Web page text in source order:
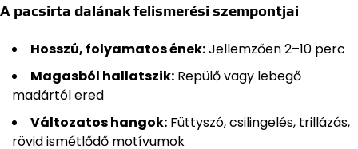
A pacsirta dalának felismerési szempontjai
Hosszú, folyamatos ének:Jellemzően 2–10 perc
Magasból hallatszik: Repülő vagy lebegő
madártól ered
Változatos hangok: Füttyszó, csilingelés, trillázás,
rövid ismétlődő motívumok